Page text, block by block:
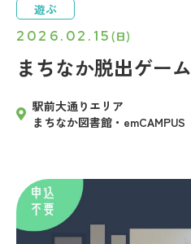
まちなか脱出ゲーム
2026.02.15 (日)
遊ぶ
駅前大通りエリア
まちなか図書館・emCAMPUS